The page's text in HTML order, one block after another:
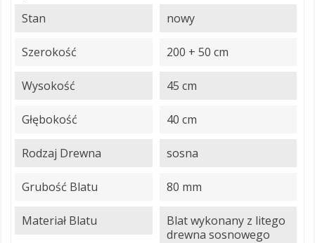
Stan nowy
Szerokość 200 + 50 cm
Wysokość 45 cm
Głębokość 40 cm
Rodzaj Drewna sosna
Grubość Blatu 80 mm
Materiał Blatu
Blat wykonany z litego
drewna sosnowego